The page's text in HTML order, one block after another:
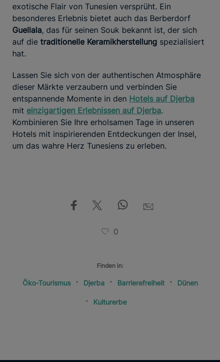
exotische Flair von Tunesien versprüht. Ein
besonderes Erlebnis bietet auch das Berberdorf
Guellala, das für seinen Souk bekannt ist, der sich
auf die traditionelle Keramikherstellung spezialisiert
hat.
Lassen Sie sich von der authentischen Atmosphäre
dieser Märkte verzaubern und verbinden Sie
entspannende Momente in den Hotels auf Djerba
mit einzigartigen Erlebnissen auf Djerba.
Kombinieren Sie Ihre erholsamen Tage in unseren
Hotels mit inspirierenden Entdeckungen der Insel,
um das wahre Herz Tunesiens zu erleben.
0
Finden in:
Öko-Tourismus Djerba Barrierefreiheit Dünen
Kulturerbe